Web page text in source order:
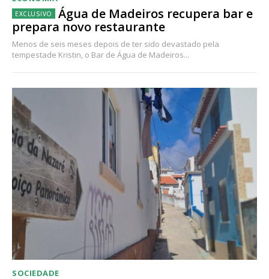
Água de Madeiros recupera bar e
prepara novo restaurante
Menos de seis meses depois de ter sido devastado pela
tempestade Kristin, o Bar de Água de Madeiros...
SOCIEDADE